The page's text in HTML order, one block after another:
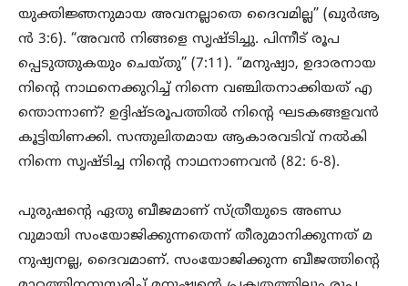
യുക്തിജ്ഞനുമായ അവനല്ലാതെ ദൈവമില്ല” (ഖുർആ
ൻ 3:6). “അവൻ നിങ്ങളെ സൃഷ്ടിച്ചു. പിന്നീട് രൂപ
പ്പെടുത്തുകയും ചെയ്തു” (7:11). “മനുഷ്യാ, ഉദാരനായ
നിന്റെ നാഥനെക്കുറിച്ച് നിന്നെ വഞ്ചിതനാക്കിയത് എ
ന്തൊന്നാണ്? ഉദ്ദിഷ്ടരൂപത്തിൽ നിന്റെ ഘടകങ്ങളവൻ
കൂട്ടിയിണക്കി. സന്തുലിതമായ ആകാരവടിവ് നൽകി
നിന്നെ സൃഷ്ടിച്ച നിന്റെ നാഥനാണവൻ (82: 6-8).
പുരുഷന്റെ ഏതു ബീജമാണ് സ്ത്രീയുടെ അണ്ഡ
വുമായി സംയോജിക്കുന്നതെന്ന് തീരുമാനിക്കുന്നത് മ
നുഷ്യനല്ല, ദൈവമാണ്. സംയോജിക്കുന്ന ബീജത്തിന്റെ